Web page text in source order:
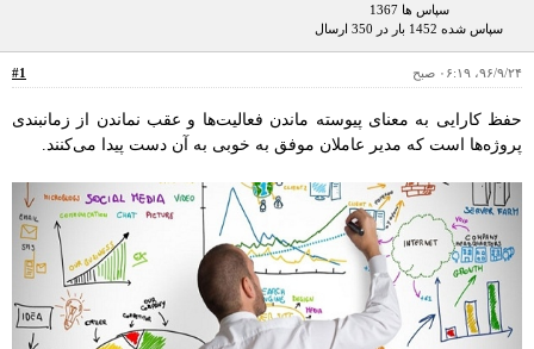
سپاس ها 1367
سپاس شده 1452 بار در 350 ارسال
#1 ۹۶/۹/۲۴، ۰۶:۱۹ صبح
حفظ کارایی به معنای پیوسته ماندن فعالیت‌ها و عقب نماندن از زمانبندی
پروژه‌ها است که مدیر عاملان موفق به خوبی به آن دست پیدا می‌کنند.